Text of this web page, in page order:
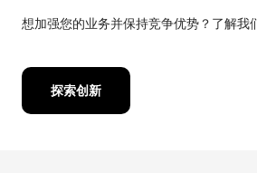
想加强您的业务并保持竞争优势？了解我
探索创新